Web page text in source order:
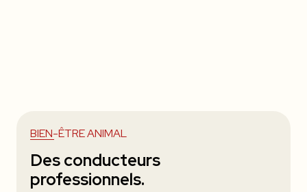
BIEN-ÊTRE ANIMAL
Des conducteurs
professionnels.